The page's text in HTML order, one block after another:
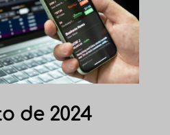
de 2024